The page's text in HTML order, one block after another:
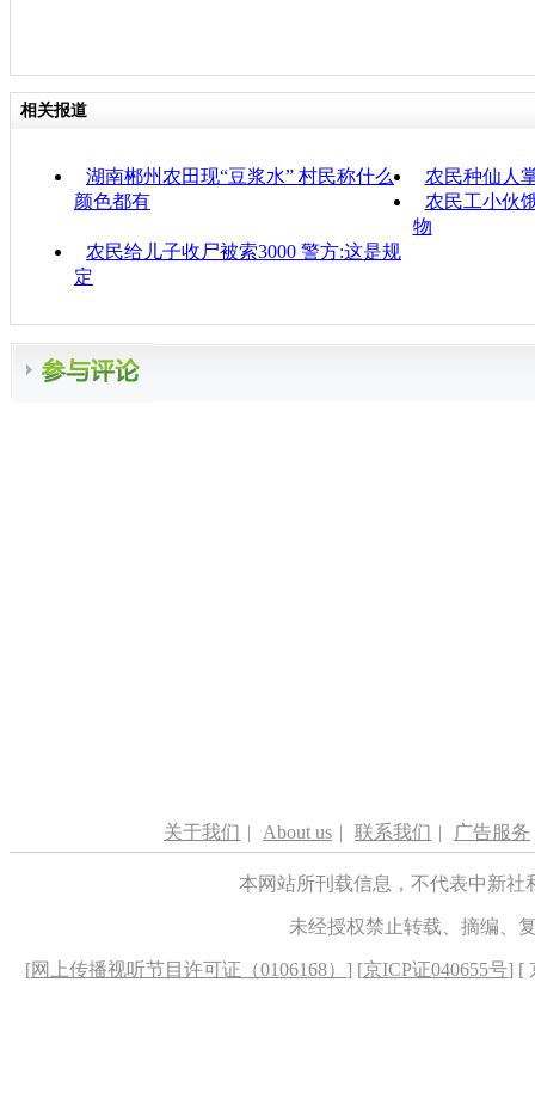
相关报道
湖南郴州农田现“豆浆水” 村民称什么
颜色都有
农民种仙人
农民工小伙
物
农民给儿子收尸被索3000 警方:这是规
定
关于我们 | About us | 联系我们 | 广告服务
本网站所刊载信息，不代表中新
未经授权禁止转载、摘编、
[网上传播视听节目许可证（0106168） ] [京ICP证040655号] [